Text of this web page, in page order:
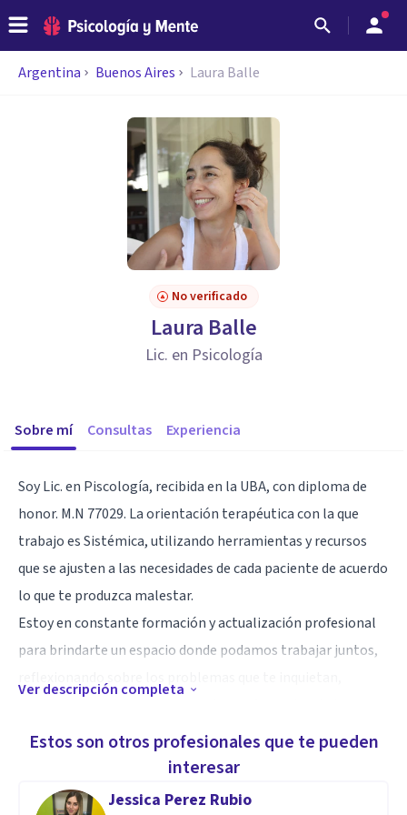
Argentina Buenos Aires Laura Balle
No verificado
Laura Balle
Lic. en Psicología
Sobre mí Consultas Experiencia
Soy Lic. en Piscología, recibida en la UBA, con diploma de
honor. M.N 77029. La orientación terapéutica con la que
trabajo es Sistémica, utilizando herramientas y recursos
que se ajusten a las necesidades de cada paciente de acuerdo
lo que te produzca malestar.
Estoy en constante formación y actualización profesional
para brindarte un espacio donde podamos trabajar juntos,
crecimiento y desarrollo personal para que alcances
bienestar emocional favoreciendo tu salud mental.
Te ofrezco un espacio confindencial, de contención, libre de
Ver descripción completa
Estos son otros profesionales que te pueden
interesar
Jessica Perez Rubio